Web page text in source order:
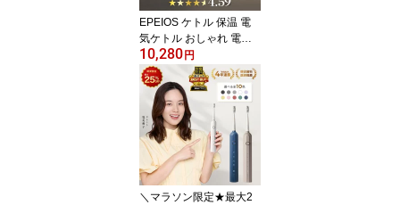
生日ギフト プレゼント
新生活
EPEIOS ケトル 保温 電
気ケトル おしゃれ 電気
ケトル 温度調節COVE ケ
トル 電気ポット 湯沸か
し 1℃単位温度調節 保温
急速沸騰 ステンレス コ
ーヒー お茶 紅茶 白湯 珈
琲 粉ミルク お手入れ簡
単 750ml 一人暮らし お
すすめ
10,280円
＼マラソン限定★最大2